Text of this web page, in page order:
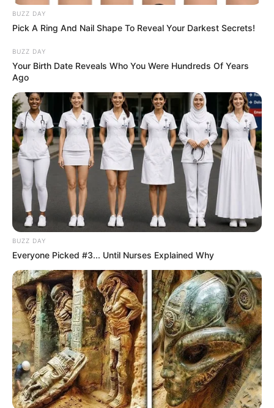
BUZZ DAY
Pick A Ring And Nail Shape To Reveal Your Darkest Secrets!
BUZZ DAY
Your Birth Date Reveals Who You Were Hundreds Of Years
Ago
BUZZ DAY
Everyone Picked #3... Until Nurses Explained Why